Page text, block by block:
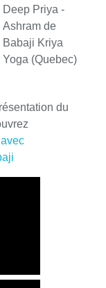
Deep Priya -
Ashram de
Babaji Kriya
Yoga (Quebec)
du
avec